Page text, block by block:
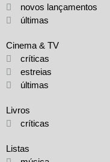
novos lançamentos
últimas
Cinema & TV
críticas
estreias
últimas
Livros
críticas
Listas